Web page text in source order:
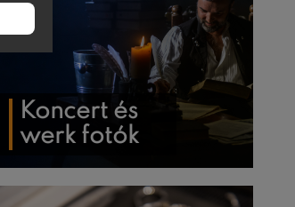
Koncert és
werk fotók